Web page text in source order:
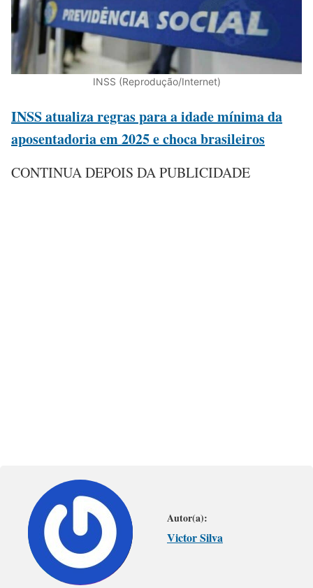
INSS (Reprodução/Internet)
INSS atualiza regras para a idade mínima da
aposentadoria em 2025 e choca brasileiros
CONTINUA DEPOIS DA PUBLICIDADE
Autor(a):
Victor Silva